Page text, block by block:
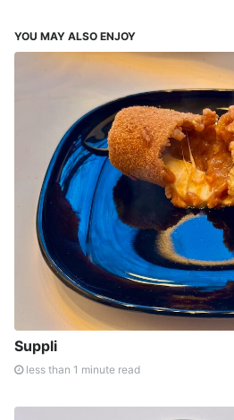
YOU MAY ALSO ENJOY
Suppli
less than 1 minute read